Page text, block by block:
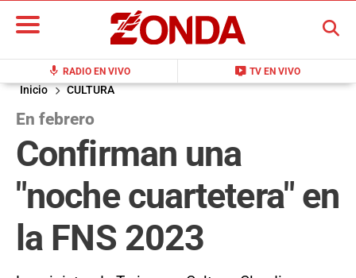
mic RADIO EN VIVO live_tv TV EN VIVO
BUSCAR
Inicio CULTURA
En febrero
Confirman una
"noche cuartetera" en
la FNS 2023